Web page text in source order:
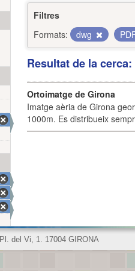
Filtres
Formats:
dwg
Resultat de la
Ortoimatge de Girona
Imatge aèria de Girona
1000m. Es distribueix
Pl. del Vi, 1. 17004 GIRONA